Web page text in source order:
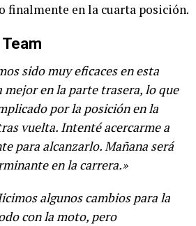
finalmente en la cuarta posición.
sido muy eficaces en esta
en la parte trasera, lo que
por la posición en la
vuelta. Intenté acercarme a
para alcanzarlo. Mañana será
en la carrera.»
algunos cambios para la
con la moto, pero